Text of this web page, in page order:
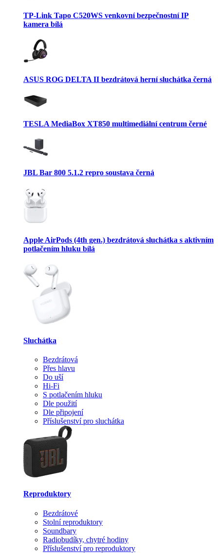
TP-Link Tapo C520WS venkovní bezpečnostní IP
kamera bílá
ASUS ROG DELTA II bezdrátová herní sluchátka černá
TESLA MediaBox XT850 multimediální centrum černé
JBL Bar 800 5.1.2 repro soustava černá
Apple AirPods (4th gen.) bezdrátová sluchátka s aktivním
potlačením hluku bílá
Sluchátka
Bezdrátová
Přes hlavu
Do uší
Hi-Fi
S potlačením hluku
Dle použití
Dle připojení
Příslušenství pro sluchátka
Reproduktory
Bezdrátové
Stolní reproduktory
Soundbary
Radiobudíky, chytré hodiny
Příslušenství pro reproduktory